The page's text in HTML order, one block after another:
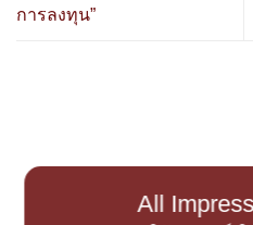
การลงทุน”
All